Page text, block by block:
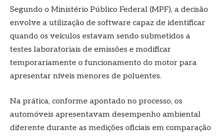
Segundo o Ministério Público Federal (MPF), a decisão
envolve a utilização de software capaz de identificar
quando os veículos estavam sendo submetidos a
testes laboratoriais de emissões e modificar
temporariamente o funcionamento do motor para
apresentar níveis menores de poluentes.
Na prática, conforme apontado no processo, os
automóveis apresentavam desempenho ambiental
diferente durante as medições oficiais em comparação